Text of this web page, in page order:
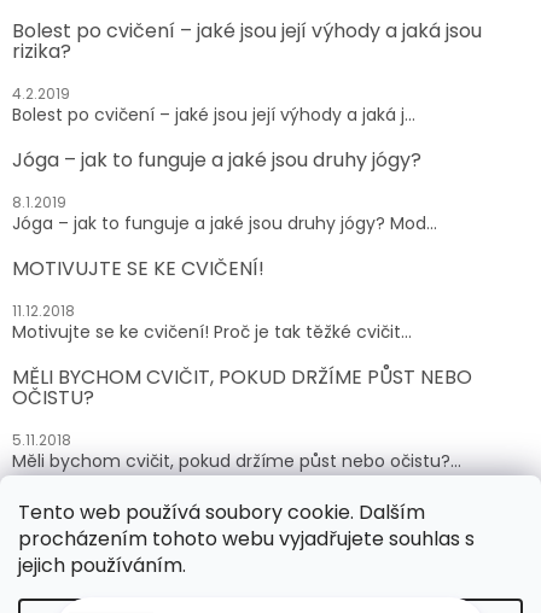
Tento web používá soubory cookie. Dalším
procházením tohoto webu vyjadřujete souhlas s
jejich používáním.
Bolest po cvičení – jaké jsou její výhody a jaká jsou
rizika?
4.2.2019
Bolest po cvičení – jaké jsou její výhody a jaká j...
Jóga – jak to funguje a jaké jsou druhy jógy?
8.1.2019
Jóga – jak to funguje a jaké jsou druhy jógy? Mod...
MOTIVUJTE SE KE CVIČENÍ!
11.12.2018
Motivujte se ke cvičení! Proč je tak těžké cvičit...
MĚLI BYCHOM CVIČIT, POKUD DRŽÍME PŮST NEBO
OČISTU?
5.11.2018
Měli bychom cvičit, pokud držíme půst nebo očistu?...
ARCHIV